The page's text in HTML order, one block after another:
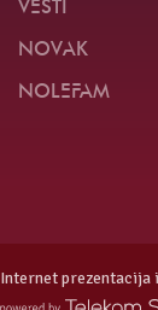
VESTI
NOVAK
NOLEFAM
Internet prezentacija